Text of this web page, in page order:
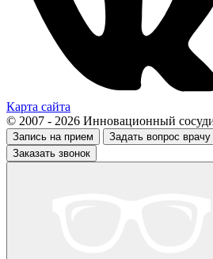
Карта сайта
© 2007 - 2026 Инновационный
Запись на прием Задать вопрос врачу
Заказать звонок